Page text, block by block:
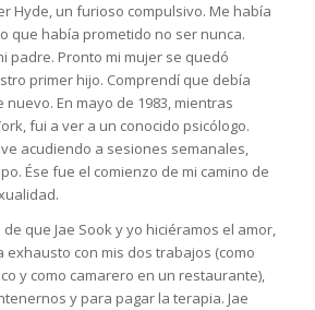
Hyde, un furioso compulsivo. Me había
que había prometido no ser nunca.
padre. Pronto mi mujer se quedó
primer hijo. Comprendí que debía
En mayo de 1983, mientras
fui a ver a un conocido psicólogo.
acudiendo a sesiones semanales,
Ése fue el comienzo de mi camino de
que Jae Sook y yo hiciéramos el amor,
exhausto con mis dos trabajos (como
y como camarero en un restaurante),
y para pagar la terapia. Jae